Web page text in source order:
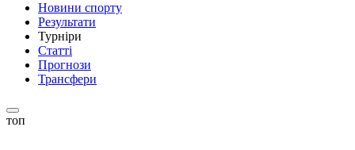
Новини спорту
Результати
Турніри
Статті
Прогнози
Трансфери
топ